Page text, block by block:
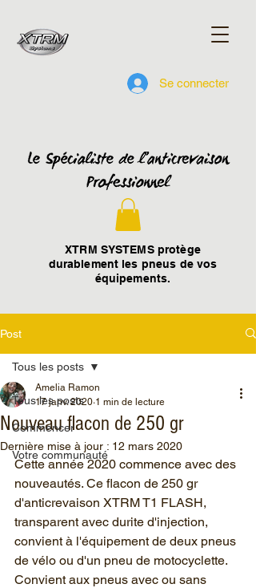
Se connecter
XTRM SYSTEMS protège
durablement les pneus de vos
équipements.
Post
Tous les posts
Commencer
Votre communauté
Tous les posts
Nouveau flacon de 250 gr
Amelia Ramon
17 janv. 2020 1 min de lecture
Dernière mise à jour : 12 mars 2020
Cette année 2020 commence avec des
nouveautés. Ce flacon de 250 gr
d'anticrevaison XTRM T1 FLASH,
transparent avec durite d'injection,
convient à l'équipement de deux pneus
de vélo ou d'un pneu de motocyclette.
Convient aux pneus avec ou sans